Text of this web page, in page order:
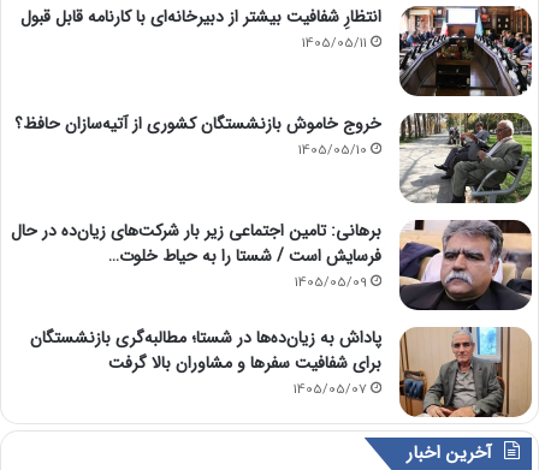
انتظارِ شفافیت بیشتر از دبیرخانه‌ای با کارنامه قابل قبول
1405/05/11
خروج خاموش بازنشستگان کشوری از آتیه‌سازان حافظ؟
1405/05/10
برهانی: تامین اجتماعی زیر بار شرکت‌های زیان‌ده در حال
فرسایش است / شستا را به حیاط خلوت…
1405/05/09
پاداش به زیان‌ده‌ها در شستا؛ مطالبه‌گری بازنشستگان
برای شفافیت سفرها و مشاوران بالا گرفت
1405/05/07
آخرین اخبار